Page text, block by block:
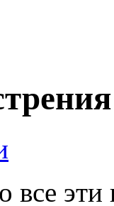
все